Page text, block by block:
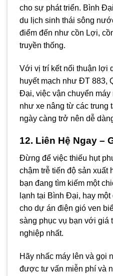
cho sự phát triển. Bình
du lịch sinh thái sông
điểm đến như cồn Lợi,
truyền thống.
Với vị trí kết nối thuận lợi
huyết mạch như ĐT 883,
Đại, việc vận chuyển
như xe nâng từ các trung
ngày càng trở nên dễ
12. Liên Hệ Ngay –
Đừng để việc thiếu hụt
chậm trễ tiến độ sản xuất
bạn đang tìm kiếm một
lạnh tại Bình Đại, hay
cho dự án điện gió ven
sàng phục vụ bạn với giá
nghiệp nhất.
Hãy nhấc máy lên và gọi
được tư vấn miễn phí và